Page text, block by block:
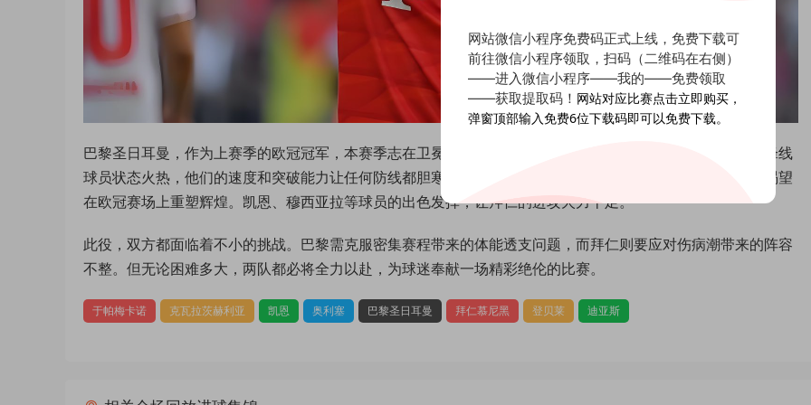
巴黎圣日耳曼，作为上赛季的欧冠冠军，本赛季志在卫冕。球队阵容星光熠熠，登贝莱、克瓦拉茨赫利亚等锋线
球员状态火热，他们的速度和突破能力让任何防线都胆寒。而拜仁慕尼黑，这支拥有深厚底蕴的豪门，同样渴望
在欧冠赛场上重塑辉煌。凯恩、穆西亚拉等球员的出色发挥，让拜仁的进攻火力十足。
此役，双方都面临着不小的挑战。巴黎需克服密集赛程带来的体能透支问题，而拜仁则要应对伤病潮带来的阵容
不整。但无论困难多大，两队都必将全力以赴，为球迷奉献一场精彩绝伦的比赛。
于帕梅卡诺 克瓦拉茨赫利亚 凯恩 奥利塞 巴黎圣日耳曼 拜仁慕尼黑 登贝莱 迪亚斯
网站微信小程序免费码正式上线，免费下载可
前往微信小程序领取，扫码（二维码在右侧）
——进入微信小程序——我的——免费领取
——获取提取码！ 网站对应比赛点击立即购买，
弹窗顶部输入免费6位下载码即可以免费下载。